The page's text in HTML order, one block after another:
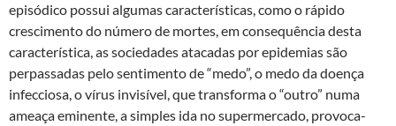
episódico possui algumas características, como o rápido
crescimento do número de mortes, em consequência desta
característica, as sociedades atacadas por epidemias são
perpassadas pelo sentimento de “medo”, o medo da doença
infecciosa, o vírus invisível, que transforma o “outro” numa
ameaça eminente, a simples ida no supermercado, provoca-